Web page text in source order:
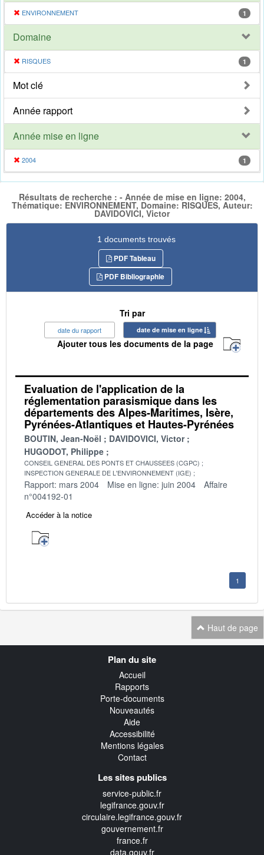
ENVIRONNEMENT 1
Domaine
RISQUES 1
Mot clé
Année rapport
Année mise en ligne
2004 1
Résultats de recherche : - Année de mise en ligne: 2004,
Thématique: ENVIRONNEMENT, Domaine: RISQUES, Auteur:
DAVIDOVICI, Victor
1 documents trouvés
PDF Tableau
PDF Bibliographie
Tri par
date du rapport date de mise en ligne
Ajouter tous les documents de la page
Evaluation de l'application de la
réglementation parasismique dans les
départements des Alpes-Maritimes, Isère,
Pyrénées-Atlantiques et Hautes-Pyrénées
BOUTIN, Jean-Noël
DAVIDOVICI, Victor
HUGODOT, Philippe
CONSEIL GENERAL DES PONTS ET CHAUSSEES (CGPC)
INSPECTION GENERALE DE L'ENVIRONNEMENT (IGE)
Rapport: mars 2004 Mise en ligne: juin 2004
Affaire
n°004192-01
Accéder à la notice
1
Haut de page
Plan du site
Accueil
Rapports
Porte-documents
Nouveautés
Aide
Accessibilité
Mentions légales
Contact
Les sites publics
service-public.fr
legifrance.gouv.fr
circulaire.legifrance.gouv.fr
gouvernement.fr
france.fr
data.gouv.fr